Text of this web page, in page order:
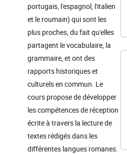
portugais, l'espagnol, l'italien
et le roumain) qui sont les
plus proches, du fait qu'elles
partagent le vocabulaire, la
grammaire, et ont des
rapports historiques et
culturels en commun. Le
cours propose de développer
les compétences de réception
écrite à travers la lecture de
textes rédigés dans les
différentes langues romanes.